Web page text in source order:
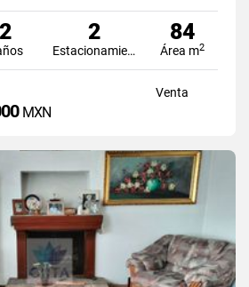
2 2
Estacionamiento
84
Área m2
Venta
MXN